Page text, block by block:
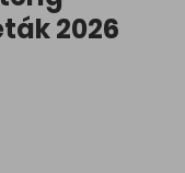
2026